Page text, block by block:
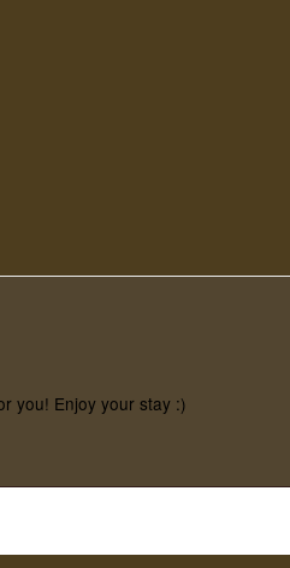
you! Enjoy your stay :)